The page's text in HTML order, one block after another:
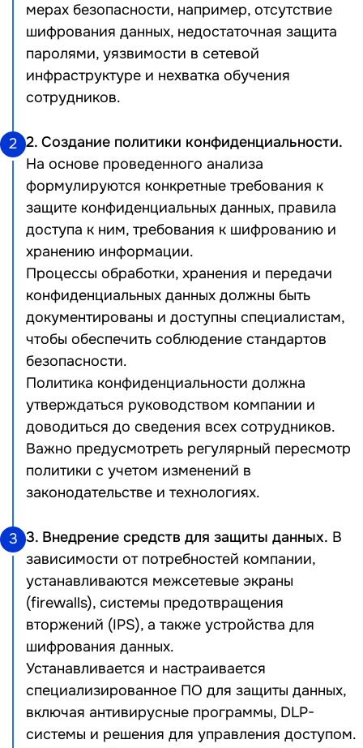
мерах безопасности, например, отсутствие
шифрования данных, недостаточная защита
паролями, уязвимости в сетевой
инфраструктуре и нехватка обучения
сотрудников.
2 2. Создание политики конфиденциальности.
На основе проведенного анализа
формулируются конкретные требования к
защите конфиденциальных данных, правила
доступа к ним, требования к шифрованию и
хранению информации.
Процессы обработки, хранения и передачи
конфиденциальных данных должны быть
документированы и доступны специалистам,
чтобы обеспечить соблюдение стандартов
безопасности.
Политика конфиденциальности должна
утверждаться руководством компании и
доводиться до сведения всех сотрудников.
Важно предусмотреть регулярный пересмотр
политики с учетом изменений в
законодательстве и технологиях.
3 3. Внедрение средств для защиты данных. В
зависимости от потребностей компании,
устанавливаются межсетевые экраны
(firewalls), системы предотвращения
вторжений (IPS), а также устройства для
шифрования данных.
Устанавливается и настраивается
специализированное ПО для защиты данных,
включая антивирусные программы, DLP-
системы и решения для управления доступом.